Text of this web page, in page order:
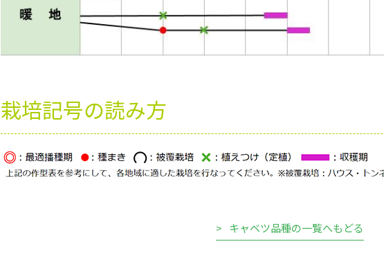
栽培記号の読み方
キャベツ品種の一覧へもどる